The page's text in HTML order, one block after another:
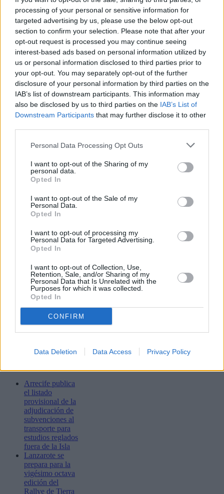
processing of your personal or sensitive information for
targeted advertising by us, please use the below opt-out
section to confirm your selection. Please note that after your
opt-out request is processed you may continue seeing
interest-based ads based on personal information utilized by
us or personal information disclosed to third parties prior to
your opt-out. You may separately opt-out of the further
disclosure of your personal information by third parties on the
IAB’s list of downstream participants. This information may
also be disclosed by us to third parties on the IAB’s List of
Downstream Participants that may further disclose it to other
Personal Data Processing Opt Outs
I want to opt-out of the Sharing of my
personal data.
Opted In
I want to opt-out of the Sale of my
Personal Data.
Opted In
I want to opt-out of processing my
Personal Data for Targeted Advertising.
Opted In
I want to opt-out of Collection, Use,
Retention, Sale, and/or Sharing of my
Personal Data that Is Unrelated with the
Purposes for which it was collected.
Opted In
CONFIRM
Data Deletion Data Access Privacy Policy
capital cuenta con una amplia variedad
de disciplinas deportivas que esta guía
pondrá en valor. Arrecife es deporte",
destacó el concejal de Deportes, Roy
González.
Escribir un comentario
Nombre
(requerido)
Refescar
JComments
Arrecife publica
el listado
provisional de la
adjudicación de
subvenciones al
transporte para
estudios reglados
fuera de la Isla
Lanzarote se
prepara para la
vigésimo octava
edición del
Rallye de Tierra